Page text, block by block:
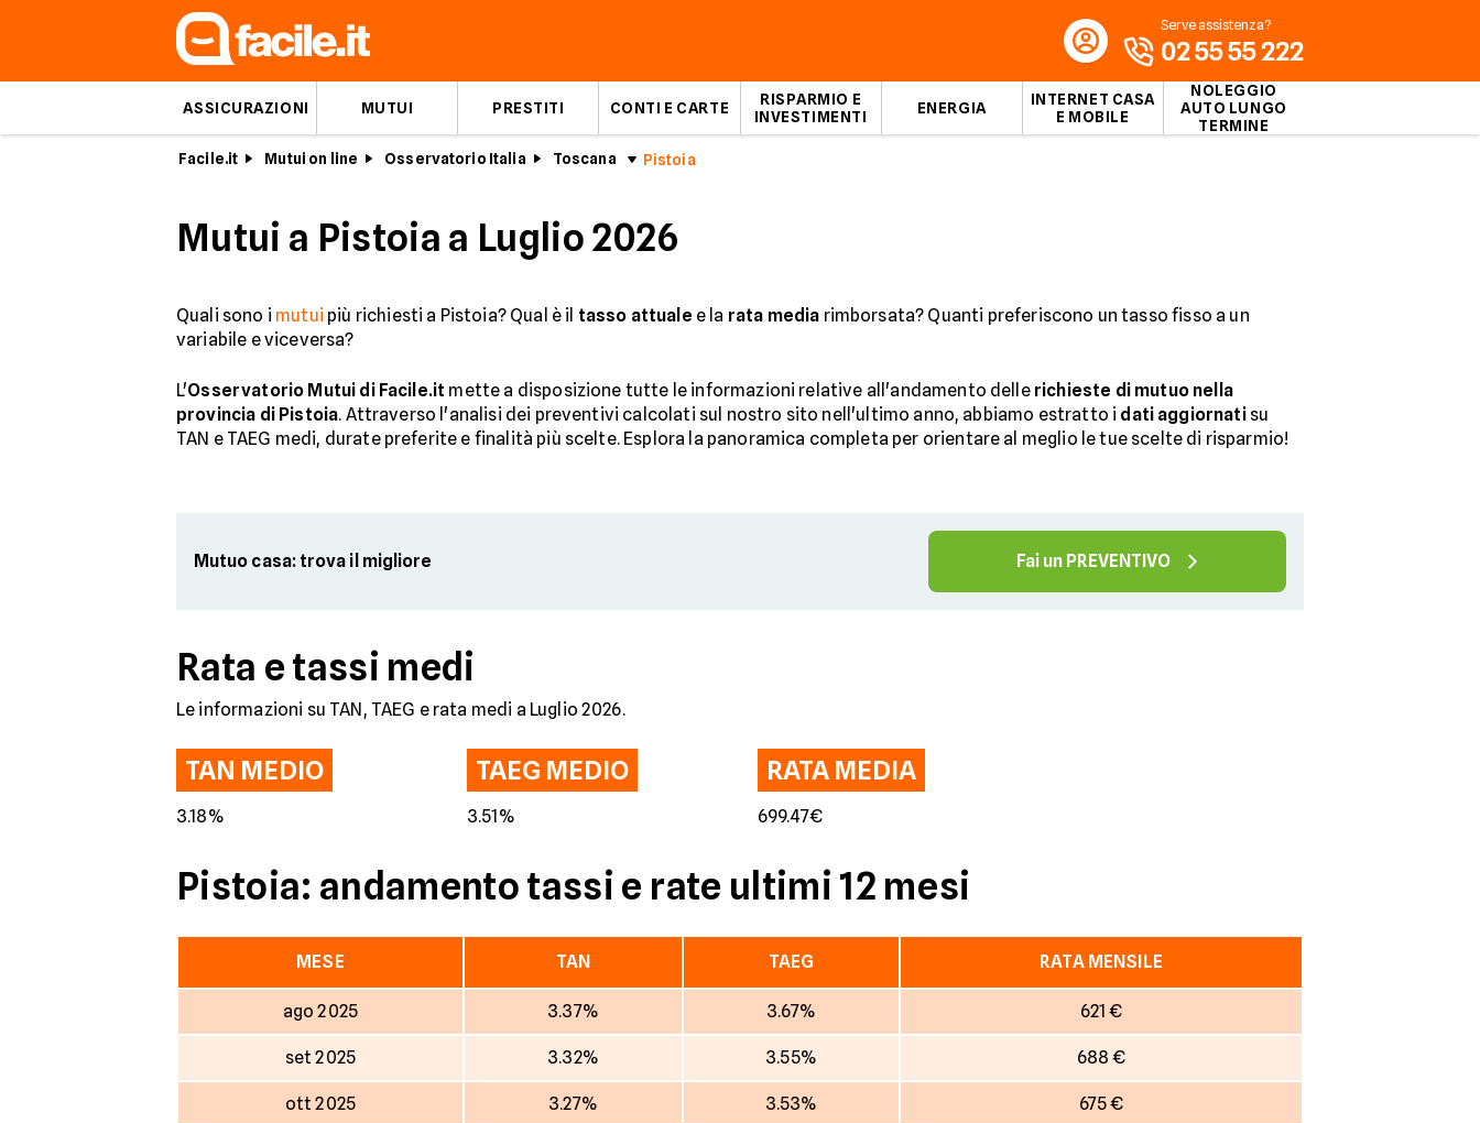
ASSICURAZIONI MUTUI PRESTITI CONTI E CARTE
RISPARMIO E
INVESTIMENTI
ENERGIA
INTERNET CASA
E MOBILE
NOLEGGIO
AUTO LUNGO
TERMINE
Serve assistenza?
02 55 55 222
Facile.it Mutui on line Osservatorio Italia Toscana Pistoia
Mutui a Pistoia a Luglio 2026
Quali sono i mutui più richiesti a Pistoia? Qual è il tasso attuale e la rata media rimborsata? Quanti preferiscono un tasso fisso a un
variabile e viceversa?
L'Osservatorio Mutui di Facile.it mette a disposizione tutte le informazioni relative all'andamento delle richieste di mutuo nella
provincia di Pistoia. Attraverso l'analisi dei preventivi calcolati sul nostro sito nell'ultimo anno, abbiamo estratto i dati aggiornatisu
TAN e TAEG medi, durate preferite e finalità più scelte. Esplora la panoramica completa per orientare al meglio le tue scelte di risparmio!
Mutuo casa: trova il migliore Fai un PREVENTIVO
Rata e tassi medi
Le informazioni su TAN, TAEG e rata medi a Luglio 2026.
TAN MEDIO
3.18%
TAEG MEDIO
3.51%
RATA MEDIA
699.47€
Pistoia: andamento tassi e rate ultimi 12 mesi
MESE TAN TAEG RATA MENSILE
ago 2025 3.37% 3.67% 621 €
set 2025 3.32% 3.55% 688 €
ott 2025 3.27% 3.53% 675 €